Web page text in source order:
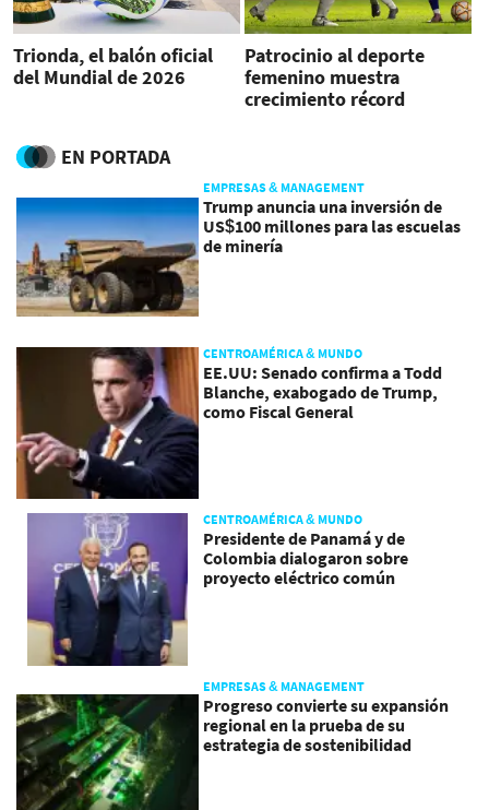
Trionda, el balón oficial
del Mundial de 2026
Patrocinio al deporte
femenino muestra
crecimiento récord
EN PORTADA
EMPRESAS & MANAGEMENT
Trump anuncia una inversión de
US$100 millones para las escuelas
de minería
CENTROAMÉRICA & MUNDO
EE.UU: Senado confirma a Todd
Blanche, exabogado de Trump,
como Fiscal General
CENTROAMÉRICA & MUNDO
Presidente de Panamá y de
Colombia dialogaron sobre
proyecto eléctrico común
EMPRESAS & MANAGEMENT
Progreso convierte su expansión
regional en la prueba de su
estrategia de sostenibilidad